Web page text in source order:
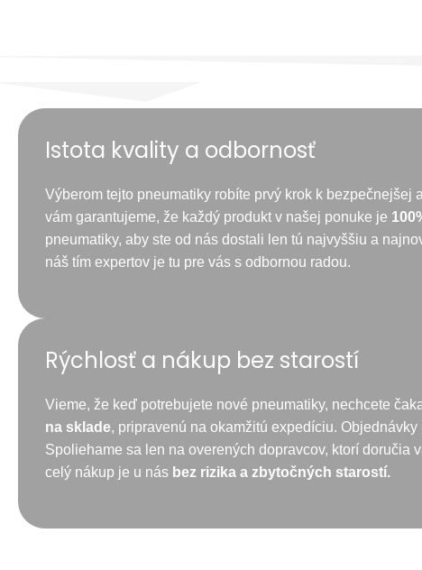
Istota kvality a odbornosť
Výberom tejto pneumatiky robíte prvý krok k
vám garantujeme, že každý produkt v našej ponuke je
pneumatiky, aby ste od nás dostali len tú najvyššiu a
náš tím expertov je tu pre vás s odbornou radou.
Rýchlosť a nákup bez starostí
Vieme, že keď potrebujete nové pneumatiky, nechcete
na sklade, pripravenú na okamžitú expedíciu.
Spoliehame sa len na overených dopravcov, ktorí
celý nákup je u nás bez rizika a zbytočných starostí.